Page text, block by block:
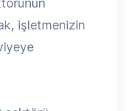
işletmenizin